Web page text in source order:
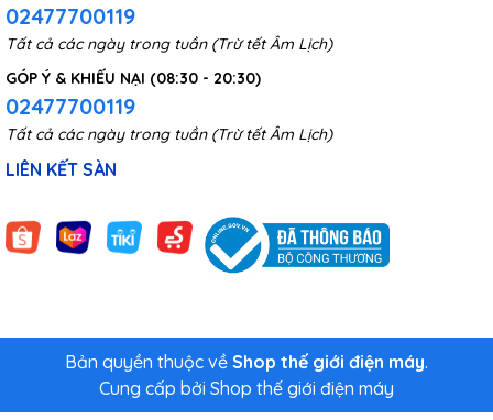
02477700119
Tất cả các ngày trong tuần (Trừ tết Âm Lịch)
GÓP Ý & KHIẾU NẠI (08:30 - 20:30)
02477700119
Tất cả các ngày trong tuần (Trừ tết Âm Lịch)
LIÊN KẾT SÀN
Bản quyền thuộc về Shop thế giới điện máy.
Cung cấp bởi Shop thế giới điện máy